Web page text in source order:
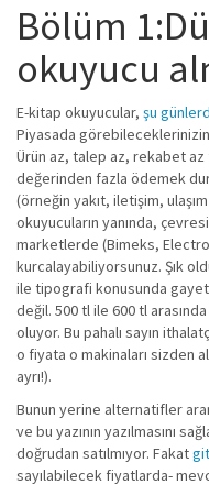
Bölüm
okuyucu
E-kitap okuyucular, şu
Piyasada görebileceklerinizin
Ürün az, talep az, rekabet
değerinden fazla ödemek
(örneğin yakıt, iletişim,
okuyucuların yanında,
marketlerde (Bimeks,
kurcalayabiliyorsunuz. Şık
ile tipografi konusunda gayet
değil. 500 tl ile 600 tl
oluyor. Bu pahalı sayın
o fiyata o makinaları sizden
ayrı!).
Bunun yerine alternatifler
ve bu yazının yazılmasını
doğrudan satılmıyor. Fakat
sayılabilecek fiyatlarda-